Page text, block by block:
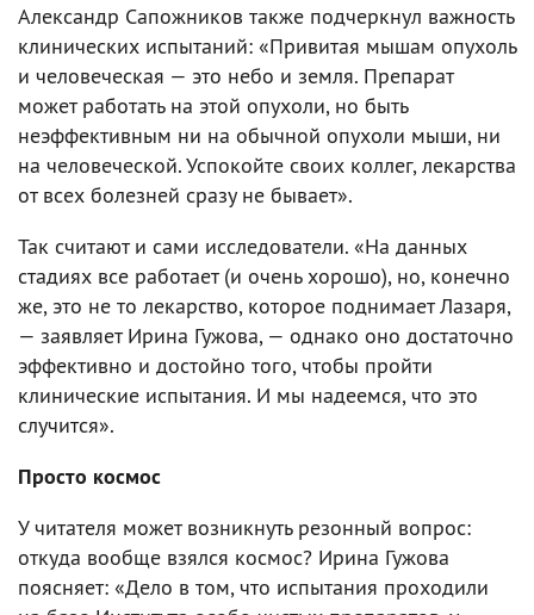
Александр Сапожников также подчеркнул важность
клинических испытаний: «Привитая мышам опухоль
и человеческая — это небо и земля. Препарат
может работать на этой опухоли, но быть
неэффективным ни на обычной опухоли мыши, ни
на человеческой. Успокойте своих коллег, лекарства
от всех болезней сразу не бывает».
Так считают и сами исследователи. «На данных
стадиях все работает (и очень хорошо), но, конечно
же, это не то лекарство, которое поднимает Лазаря,
— заявляет Ирина Гужова, — однако оно достаточно
эффективно и достойно того, чтобы пройти
клинические испытания. И мы надеемся, что это
случится».
Просто космос
У читателя может возникнуть резонный вопрос:
откуда вообще взялся космос? Ирина Гужова
поясняет: «Дело в том, что испытания проходили